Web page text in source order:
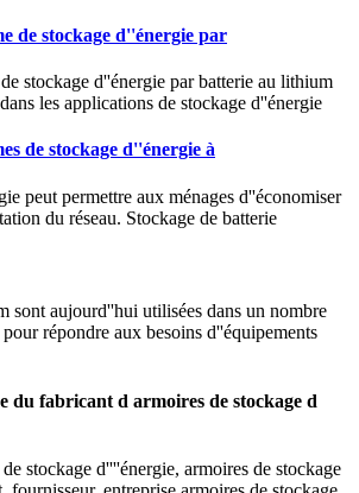
de stockage d''énergie par
stockage d''énergie par batterie au lithium
les applications de stockage d''énergie
de stockage d''énergie à
peut permettre aux ménages d''économiser
du réseau. Stockage de batterie
sont aujourd''hui utilisées dans un nombre
répondre aux besoins d''équipements
du fabricant d armoires de stockage d
stockage d''''énergie, armoires de stockage